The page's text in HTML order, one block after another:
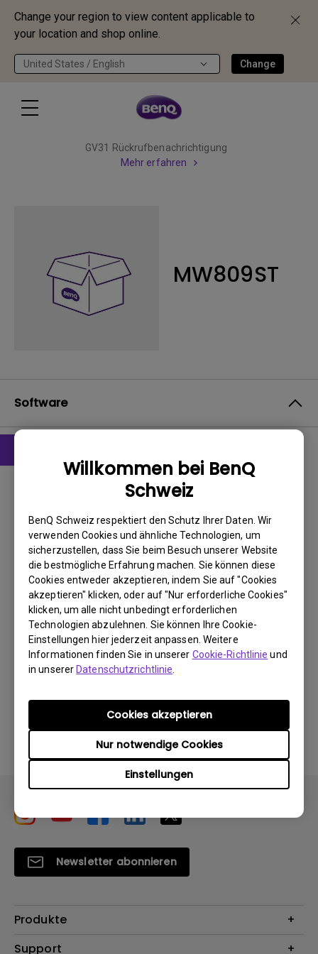
Change your region to view content applicable to
your location and shop online.
United States / English Change
Willkommen bei BenQ
Schweiz
BenQ Schweiz respektiert den Schutz Ihrer Daten. Wir
verwenden Cookies und ähnliche Technologien, um
sicherzustellen, dass Sie beim Besuch unserer Website
die bestmögliche Erfahrung machen. Sie können diese
Cookies entweder akzeptieren, indem Sie auf "Cookies
akzeptieren" klicken, oder auf "Nur erforderliche Cookies"
klicken, um alle nicht unbedingt erforderlichen
Technologien abzulehnen. Sie können Ihre Cookie-
Einstellungen hier jederzeit anpassen. Weitere
Informationen finden Sie in unserer Cookie-Richtlinie und
in unsererDatenschutzrichtlinie
Einstellungen
Nur notwendige Cookies
Cookies akzeptieren
GV31 Rückrufbenachrichtigung
Mehr erfahren
MW809ST
Software
BS:Windows
OS Version:
Version:
3.1.2.0
Update: 2024/04/29
Dateigröße: 88.43 MB
Herunterladen
Durch die Nutzung eines der oben genannten
Softwareprogramme erklären Sie sich mit unseren
Bedingungen derEndbenutzer-Lizenzvereinbarungen
Newsletter abonnieren
Produkte
Beamer
Support